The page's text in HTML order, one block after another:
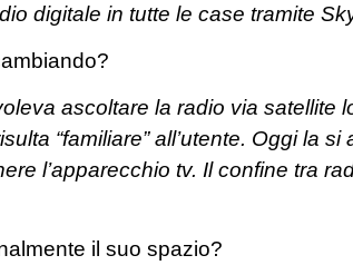
digitale in tutte le case tramite
ascoltare la radio via satellite
“familiare” all’utente. Oggi la si
l’apparecchio tv. Il confine tra
il suo spazio?